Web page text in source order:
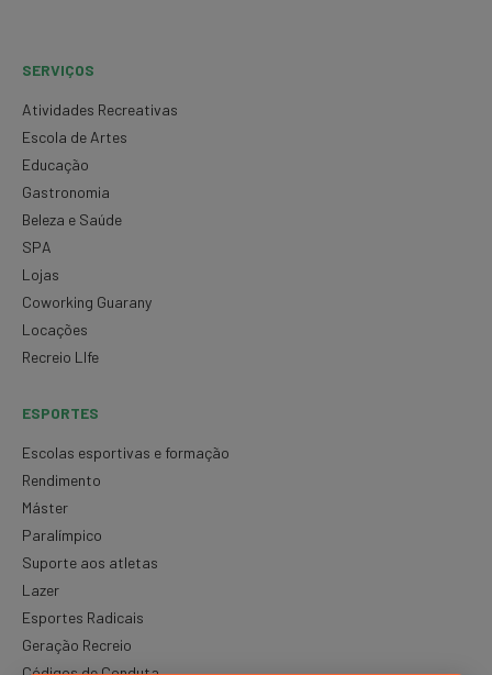
SERVIÇOS
Atividades Recreativas
Escola de Artes
Educação
Gastronomia
Beleza e Saúde
SPA
Lojas
Coworking Guarany
Locações
Recreio LIfe
ESPORTES
Escolas esportivas e formação
Rendimento
Máster
Paralímpico
Suporte aos atletas
Lazer
Esportes Radicais
Geração Recreio